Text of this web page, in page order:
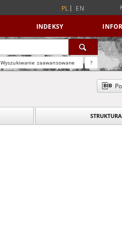
PL EN
INDEKSY
Wyszukiwanie zaawansowane ?
STRUKTURA